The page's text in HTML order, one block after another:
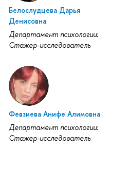
Белослудцева Дарья
Денисовна
Департамент психологии:
Стажер-исследователь
Февзиева Анифе Алимовна
Департамент психологии:
Стажер-исследователь